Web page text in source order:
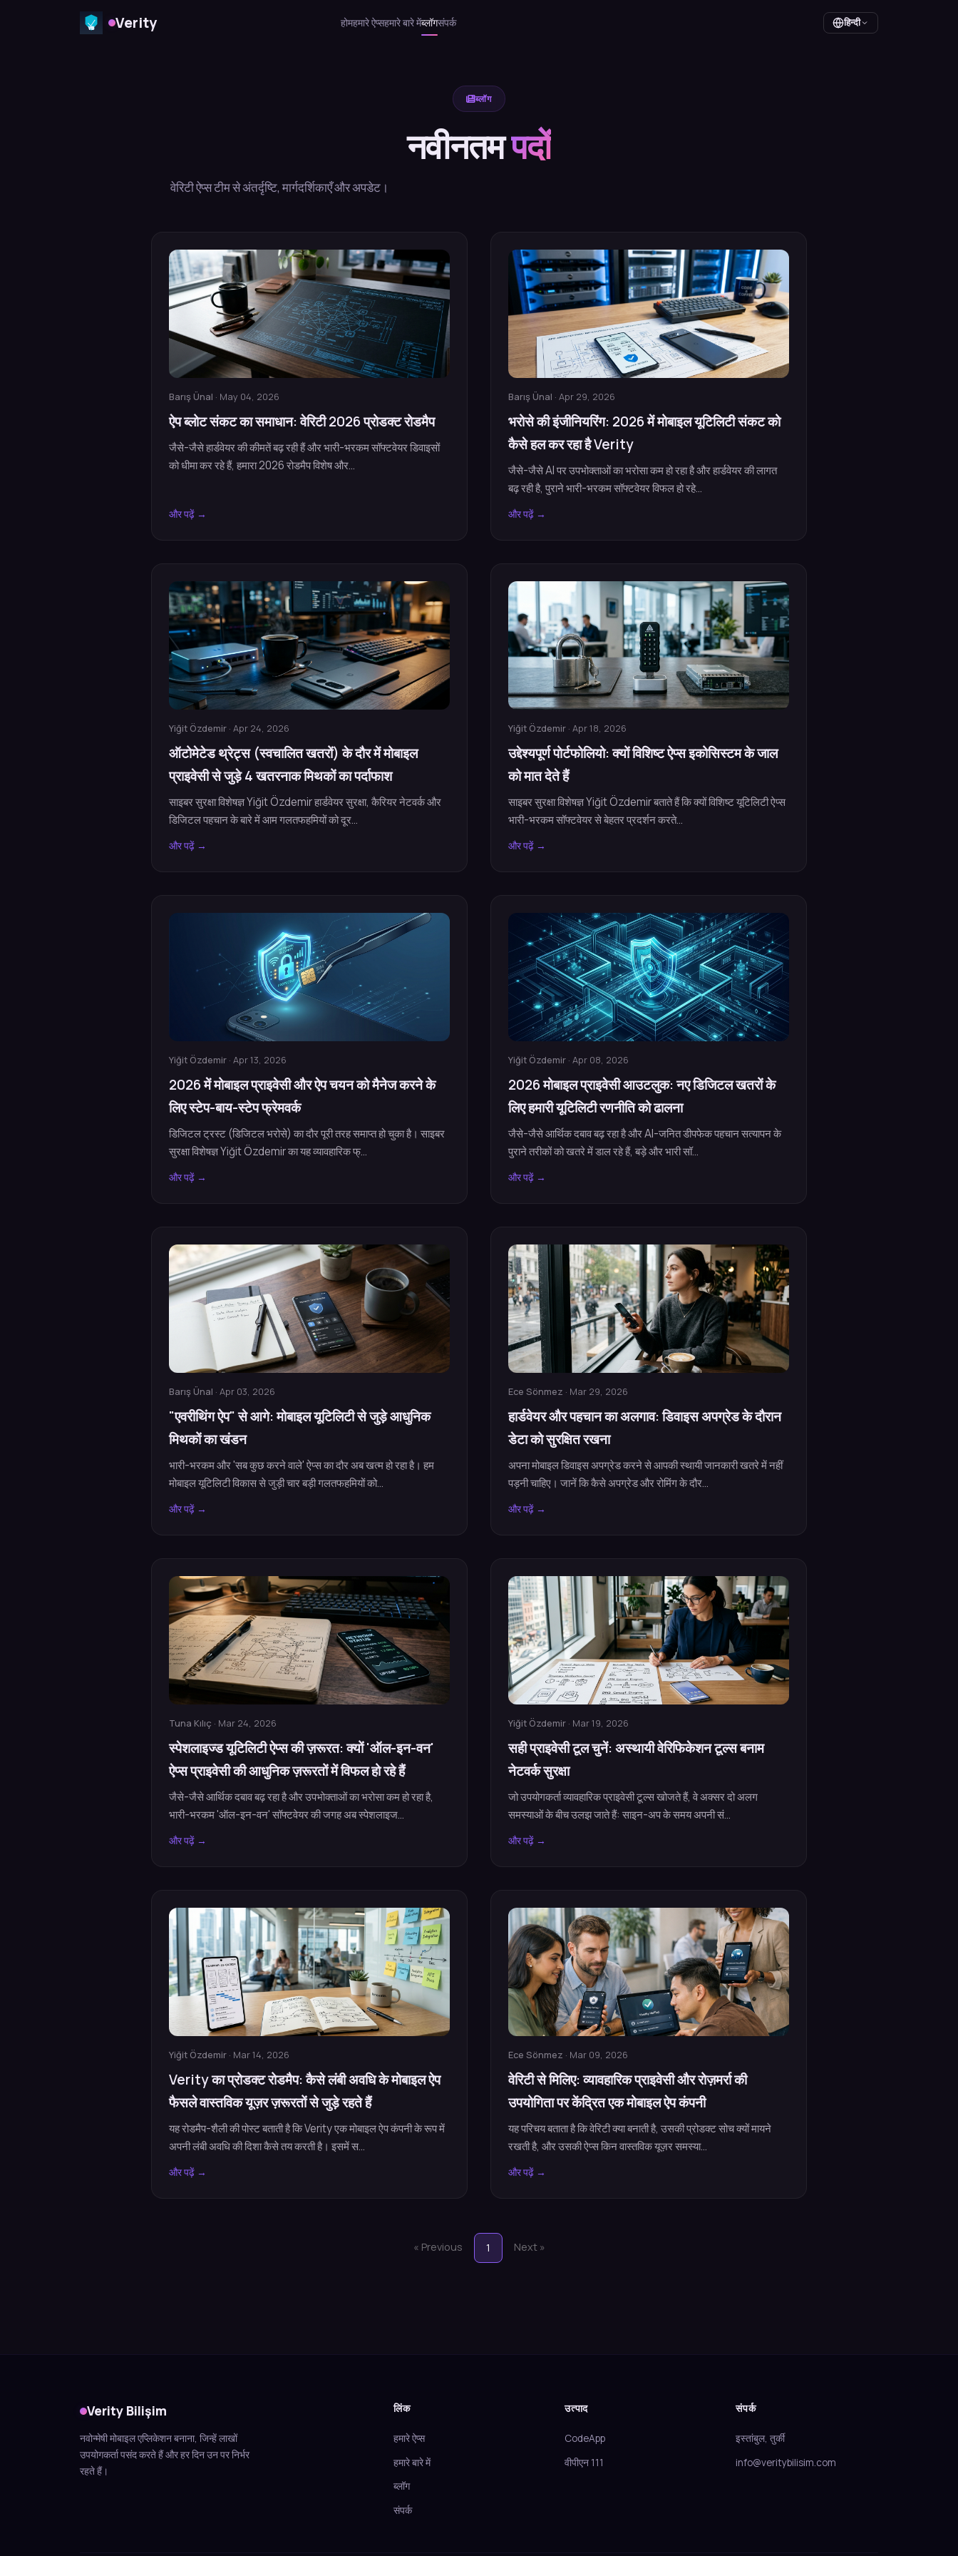
Verity होमहमारे ऐप्सहमारे बारे मेंब्लॉगसंपर्क हिन्दी
ब्लॉग
नवीनतमपदों
वेरिटी ऐप्स टीम से अंतर्दृष्टि, मार्गदर्शिकाएँ और अपडेट।
Barış Ünal · May 04, 2026
ऐप ब्लोट संकट का समाधान: वेरिटी 2026 प्रोडक्ट रोडमैप
जैसे-जैसे हार्डवेयर की कीमतें बढ़ रही हैं और भारी-भरकम सॉफ्टवेयर डिवाइसों
को धीमा कर रहे हैं, हमारा 2026 रोडमैप विशेष और...
और पढ़ें →
Barış Ünal · Apr 29, 2026
भरोसे की इंजीनियरिंग: 2026 में मोबाइल यूटिलिटी संकट को
कैसे हल कर रहा है Verity
जैसे-जैसे AI पर उपभोक्ताओं का भरोसा कम हो रहा है और हार्डवेयर की लागत
बढ़ रही है, पुराने भारी-भरकम सॉफ्टवेयर विफल हो रहे...
और पढ़ें →
Yiğit Özdemir · Apr 24, 2026
ऑटोमेटेड थ्रेट्स (स्वचालित खतरों) के दौर में मोबाइल
प्राइवेसी से जुड़े 4 खतरनाक मिथकों का पर्दाफाश
साइबर सुरक्षा विशेषज्ञ Yiğit Özdemir हार्डवेयर सुरक्षा, कैरियर नेटवर्क और
डिजिटल पहचान के बारे में आम गलतफहमियों को दूर...
और पढ़ें →
Yiğit Özdemir · Apr 18, 2026
उद्देश्यपूर्ण पोर्टफोलियो: क्यों विशिष्ट ऐप्स इकोसिस्टम के जाल
को मात देते हैं
साइबर सुरक्षा विशेषज्ञ Yiğit Özdemir बताते हैं कि क्यों विशिष्ट यूटिलिटी ऐप्स
भारी-भरकम सॉफ्टवेयर से बेहतर प्रदर्शन करते...
और पढ़ें →
Yiğit Özdemir · Apr 13, 2026
2026 में मोबाइल प्राइवेसी और ऐप चयन को मैनेज करने के
लिए स्टेप-बाय-स्टेप फ्रेमवर्क
डिजिटल ट्रस्ट (डिजिटल भरोसे) का दौर पूरी तरह समाप्त हो चुका है। साइबर
सुरक्षा विशेषज्ञ Yiğit Özdemir का यह व्यावहारिक फ्...
और पढ़ें →
Yiğit Özdemir · Apr 08, 2026
2026 मोबाइल प्राइवेसी आउटलुक: नए डिजिटल खतरों के
लिए हमारी यूटिलिटी रणनीति को ढालना
जैसे-जैसे आर्थिक दबाव बढ़ रहा है और AI-जनित डीपफेक पहचान सत्यापन के
पुराने तरीकों को खतरे में डाल रहे हैं, बड़े और भारी सॉ...
और पढ़ें →
Barış Ünal · Apr 03, 2026
"एवरीथिंग ऐप" से आगे: मोबाइल यूटिलिटी से जुड़े आधुनिक
मिथकों का खंडन
भारी-भरकम और 'सब कुछ करने वाले' ऐप्स का दौर अब खत्म हो रहा है। हम
मोबाइल यूटिलिटी विकास से जुड़ी चार बड़ी गलतफहमियों को...
और पढ़ें →
Ece Sönmez · Mar 29, 2026
हार्डवेयर और पहचान का अलगाव: डिवाइस अपग्रेड के दौरान
डेटा को सुरक्षित रखना
अपना मोबाइल डिवाइस अपग्रेड करने से आपकी स्थायी जानकारी खतरे में नहीं
पड़नी चाहिए। जानें कि कैसे अपग्रेड और रोमिंग के दौर...
और पढ़ें →
Tuna Kılıç · Mar 24, 2026
स्पेशलाइज्ड यूटिलिटी ऐप्स की ज़रूरत: क्यों 'ऑल-इन-वन'
ऐप्स प्राइवेसी की आधुनिक ज़रूरतों में विफल हो रहे हैं
जैसे-जैसे आर्थिक दबाव बढ़ रहा है और उपभोक्ताओं का भरोसा कम हो रहा है,
भारी-भरकम 'ऑल-इन-वन' सॉफ्टवेयर की जगह अब स्पेशलाइज...
और पढ़ें →
Yiğit Özdemir · Mar 19, 2026
सही प्राइवेसी टूल चुनें: अस्थायी वेरिफिकेशन टूल्स बनाम
नेटवर्क सुरक्षा
जो उपयोगकर्ता व्यावहारिक प्राइवेसी टूल्स खोजते हैं, वे अक्सर दो अलग
समस्याओं के बीच उलझ जाते हैं: साइन-अप के समय अपनी सं...
और पढ़ें →
Yiğit Özdemir · Mar 14, 2026
Verity का प्रोडक्ट रोडमैप: कैसे लंबी अवधि के मोबाइल ऐप
फैसले वास्तविक यूज़र ज़रूरतों से जुड़े रहते हैं
यह रोडमैप-शैली की पोस्ट बताती है कि Verity एक मोबाइल ऐप कंपनी के रूप में
अपनी लंबी अवधि की दिशा कैसे तय करती है। इसमें स...
और पढ़ें →
Ece Sönmez · Mar 09, 2026
वेरिटी से मिलिए: व्यावहारिक प्राइवेसी और रोज़मर्रा की
उपयोगिता पर केंद्रित एक मोबाइल ऐप कंपनी
यह परिचय बताता है कि वेरिटी क्या बनाती है, उसकी प्रोडक्ट सोच क्यों मायने
रखती है, और उसकी ऐप्स किन वास्तविक यूज़र समस्या...
और पढ़ें →
« Previous 1 Next »
Verity Bilişim
नवोन्मेषी मोबाइल एप्लिकेशन बनाना, जिन्हें लाखों
उपयोगकर्ता पसंद करते हैं और हर दिन उन पर निर्भर
रहते हैं।
लिंक
हमारे ऐप्स
हमारे बारे में
ब्लॉग
संपर्क
उत्पाद
CodeApp
वीपीएन 111
संपर्क
इस्तांबुल, तुर्की
info@veritybilisim.com